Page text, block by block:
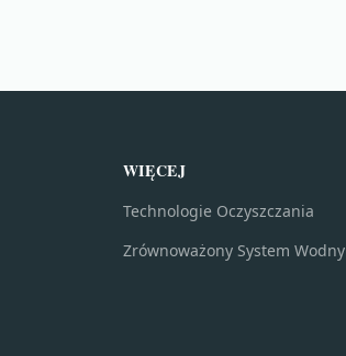
WIĘCEJ
Technologie Oczyszczania
Zrównoważony System Wodny